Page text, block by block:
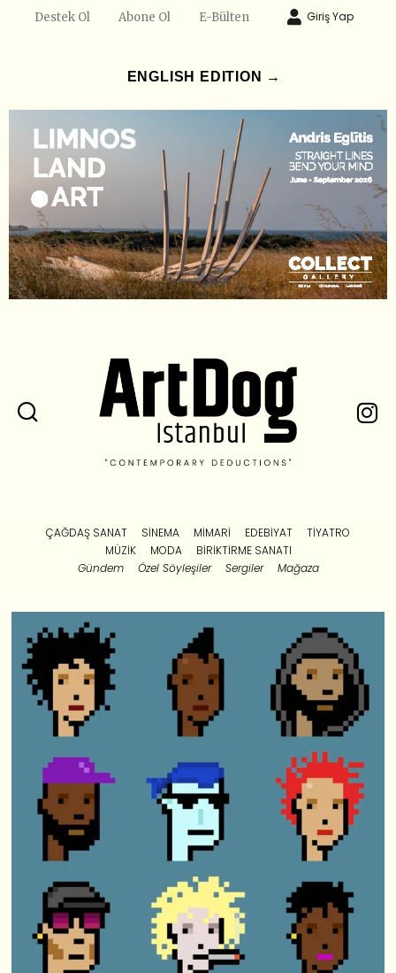
Destek Ol Abone Ol E-Bülten Giriş Yap
ENGLISH EDITION →
ÇAĞDAŞ SANAT SINEMA MIMARI EDEBIYAT
TIYATRO
MÜZIK
MODA
BIRIKTIRME SANATI
Gündem
Özel Söyleşiler Sergiler Mağaza